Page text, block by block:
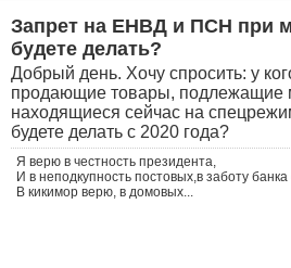
499 ₽
-15%
Отмена Оплатить
Запрет на ЕНВД и ПСН при
будете делать?
Добрый день. Хочу спросить: у
продающие товары, подлежащие
находящиеся сейчас на
будете делать с 2020 года?
Я верю в честность президента,
И в неподкупность постовых,в заботу
В кикимор верю, в домовых...